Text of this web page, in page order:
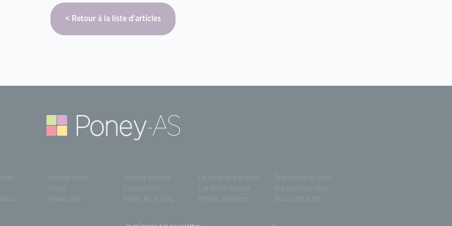
Retour à la liste d'articles
Agenda sport
Races
Finales SHF
Agenda élevage
Classements
Poney As, le mag
Le catalogue étalons
Les fiches étalons
Petites annonces
Prestations et tarifs
Qui sommes-nous
Nous contacter